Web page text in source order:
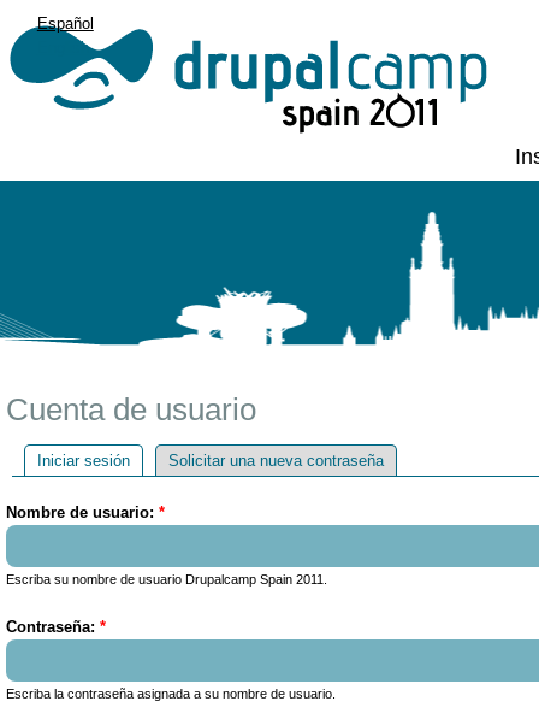
Español
English
Cuenta de usuario
Iniciar sesión Solicitar una nueva contraseña
Nombre de usuario: *
Escriba su nombre de usuario Drupalcamp Spain 2011.
Contraseña: *
Escriba la contraseña asignada a su nombre de usuario.